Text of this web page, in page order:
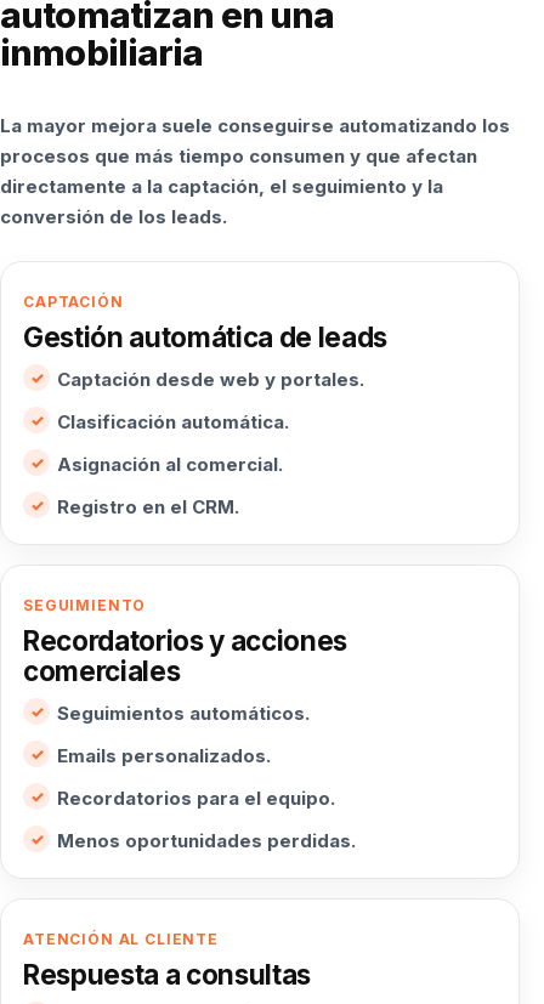
automatizan en una
inmobiliaria
La mayor mejora suele conseguirse automatizando los
procesos que más tiempo consumen y que afectan
directamente a la captación, el seguimiento y la
conversión de los leads.
CAPTACIÓN
Gestión automática de leads
Captación desde web y portales.
Clasificación automática.
Asignación al comercial.
Registro en el CRM.
SEGUIMIENTO
Recordatorios y acciones
comerciales
Seguimientos automáticos.
Emails personalizados.
Recordatorios para el equipo.
Menos oportunidades perdidas.
ATENCIÓN AL CLIENTE
Respuesta a consultas